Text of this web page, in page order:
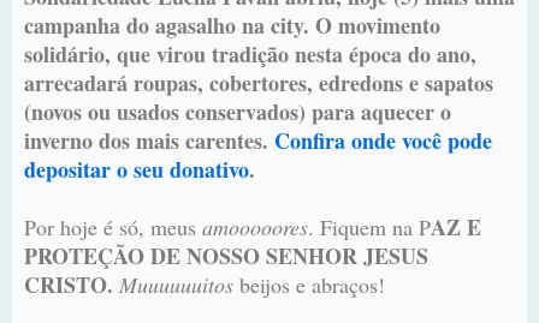
campanha do agasalho na city. O movimento
solidário, que virou tradição nesta época do ano,
arrecadará roupas, cobertores, edredons e sapatos
(novos ou usados conservados) para aquecer o
inverno dos mais carentes. Confira onde você pode
depositar o seu donativo.
Por hoje é só, meus amooooores. Fiquem na PAZ E
PROTEÇÃO DE NOSSO SENHOR JESUS
CRISTO. Muuuuuuitos beijos e abraços!